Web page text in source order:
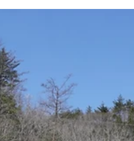
だいたり、次世代の陶芸家
動について深く理解してい
の料理人の手によって変身
体験していただきたい、と
た。 いつもはどちらかとい
にのんびりと作品づくりを
ですが、、、 「ガレージで